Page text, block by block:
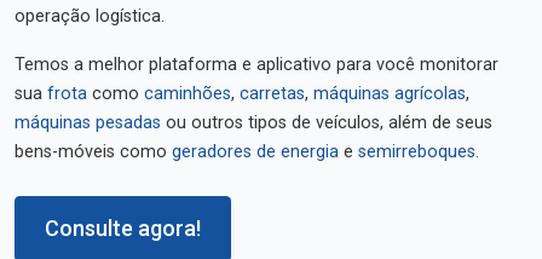
operação logística.
Temos a melhor plataforma e aplicativo para você monitorar
sua frota como caminhões, carretas, máquinas agrícolas,
máquinas pesadas ou outros tipos de veículos, além de seus
bens-móveis como geradores de energia e semirreboques.
Consulte agora!